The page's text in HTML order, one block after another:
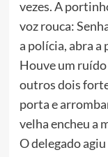
vezes. A
voz rouca:
a polícia, abra a
Houve um
outros dois
porta e
velha encheu a
O delegado